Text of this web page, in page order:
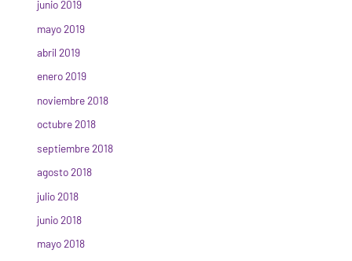
junio 2019
mayo 2019
abril 2019
enero 2019
noviembre 2018
octubre 2018
septiembre 2018
agosto 2018
julio 2018
junio 2018
mayo 2018